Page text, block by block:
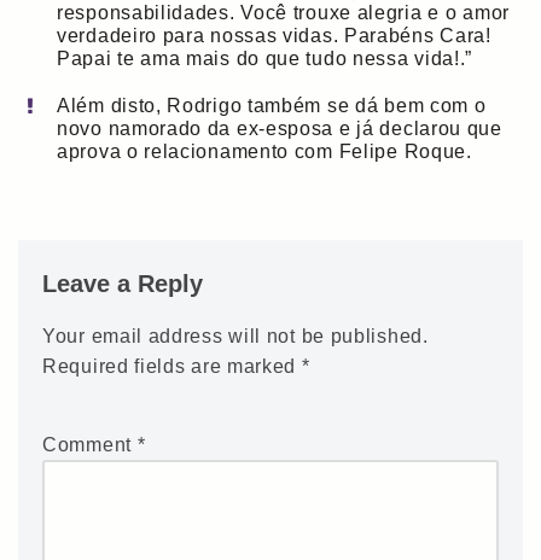
responsabilidades. Você trouxe alegria e o amor
verdadeiro para nossas vidas. Parabéns Cara!
Papai te ama mais do que tudo nessa vida!.”
Além disto, Rodrigo também se dá bem com o
novo namorado da ex-esposa e já declarou que
aprova o relacionamento com Felipe Roque.
Leave a Reply
Your email address will not be published.
Required fields are marked *
Comment *